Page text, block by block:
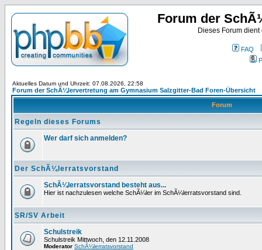
Forum der
Dieses Forum
FAQ
Aktuelles Datum und Uhrzeit: 07.08.2026, 22:58
Forum der SchÃ¼lervertretung am Gymnasium Salzgitter-Bad Foren-Übersicht
Forum
Regeln dieses Forums
Wer darf sich anmelden?
Der SchÃ¼lerratsvorstand
SchÃ¼lerratsvorstand besteht aus...
Hier ist nachzulesen welche SchÃ¼ler im SchÃ¼lerratsvorstand sind.
SR/SV Arbeit
Schulstreik
Schulstreik Mittwoch, den 12.11.2008
Moderator SchÃ¼lerratsvorstand